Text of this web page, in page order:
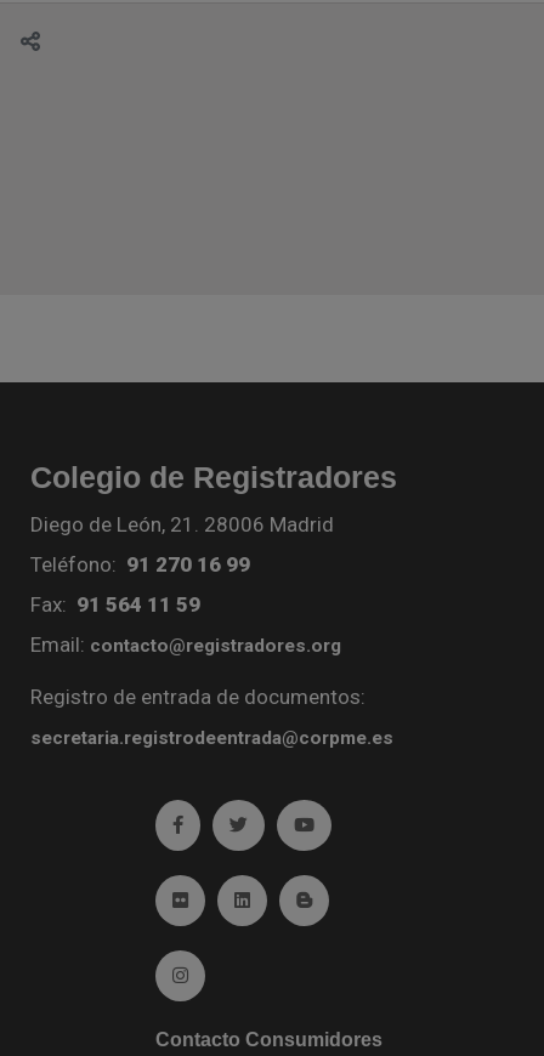
Colegio de Registradores
Diego de León, 21. 28006 Madrid
Teléfono: 91 270 16 99
Fax: 91 564 11 59
Email: contacto@registradores.org
Registro de entrada de documentos:
secretaria.registrodeentrada@corpme.es
Ir a facebook (abre en ventana nueva)
Ir a twitter (abre en ventana nueva)
Ir a YouTube (abre en
Ir a Flickr (abre en ventana nueva)
Ir a Linkedin (abre en ventana nueva)
Ir al Blog (abre en ventana
Ir a Instagram (abre en ventana nueva)
Contacto Consumidores